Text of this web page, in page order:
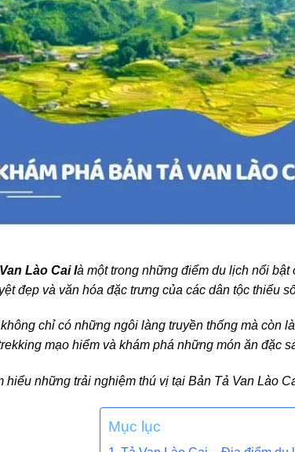
Lào Cai là một trong những điểm du lịch nổi
đẹp và văn hóa đặc trưng của các dân tộc thiểu
chỉ có những ngôi làng truyền thống mà còn
mạo hiểm và khám phá những món ăn đặc
hiểu những trải nghiệm thú vị tại Bản Tả Van Lào
Mục lục